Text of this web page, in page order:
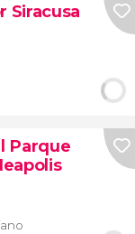
Siracusa
Parque